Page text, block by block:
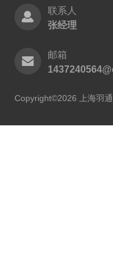
联系人
张经理
邮箱
Copyright©2026 上海羽